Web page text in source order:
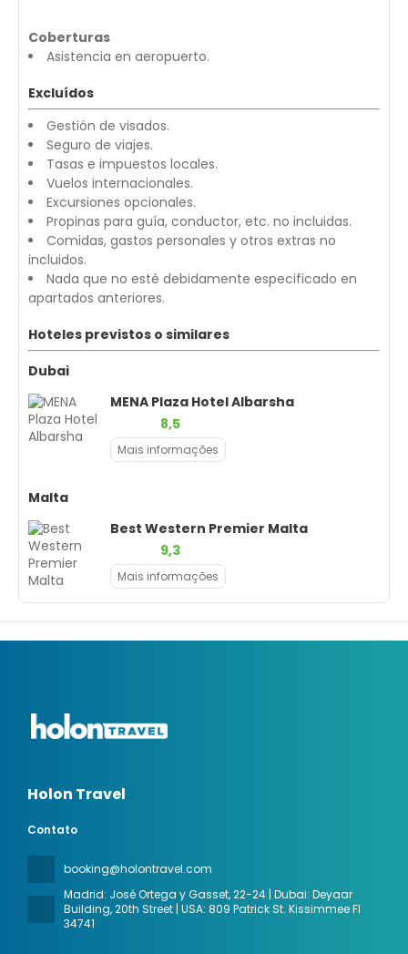
Coberturas
Asistencia en aeropuerto.
Excluídos
Gestión de visados.
Seguro de viajes.
Tasas e impuestos locales.
Vuelos internacionales.
Excursiones opcionales.
Propinas para guía, conductor, etc. no incluidas.
Comidas, gastos personales y otros extras no
incluidos.
Nada que no esté debidamente especificado en
apartados anteriores.
Hoteles previstos o similares
Dubai
MENA Plaza Hotel Albarsha
8,5
Mais informações
Malta
Best Western Premier Malta
9,3
Mais informações
Holon Travel
Contato
booking@holontravel.com
Madrid: José Ortega y Gasset, 22-24 | Dubai: Deyaar
Building, 20th Street | USA: 809 Patrick St. Kissimmee Fl
34741